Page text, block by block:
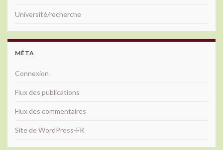
Université/recherche
MÉTA
Connexion
Flux des publications
Flux des commentaires
Site de WordPress-FR